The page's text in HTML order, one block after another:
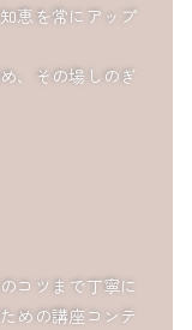
恵を常にアップ
、その場しのぎ
コツまで丁寧に
めの講座コンテ